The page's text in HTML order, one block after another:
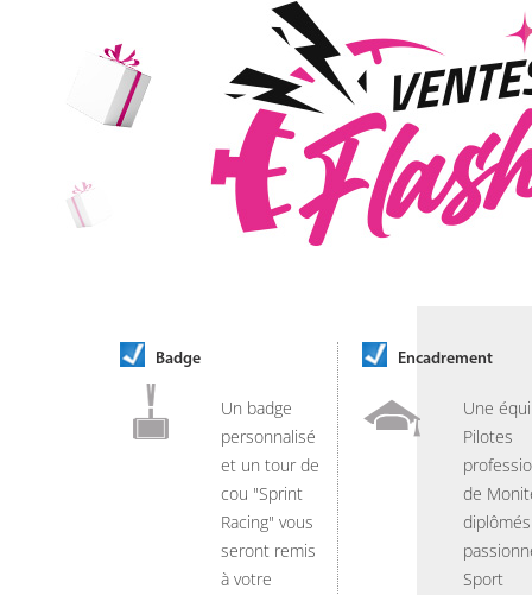
Badge
Un badge
personnalisé
et un tour de
cou "Sprint
Racing" vous
seront remis
à votre
Encadrement
Une
Pilotes
de
Sport